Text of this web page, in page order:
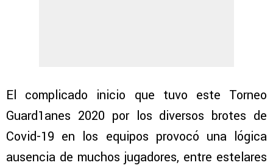
El complicado inicio que tuvo este Torneo
Guard1anes 2020 por los diversos brotes de
Covid-19 en los equipos provocó una lógica
ausencia de muchos jugadores, entre estelares